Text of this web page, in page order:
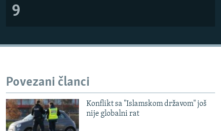
9
Povezani članci
Konflikt sa "Islamskom državom" još
nije globalni rat